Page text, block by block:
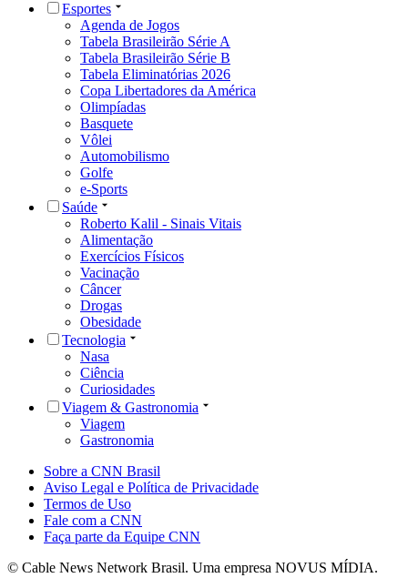
Esportes
Agenda de Jogos
Tabela Brasileirão Série A
Tabela Brasileirão Série B
Tabela Eliminatórias 2026
Copa Libertadores da América
Olimpíadas
Basquete
Vôlei
Automobilismo
Golfe
e-Sports
Saúde
Roberto Kalil - Sinais Vitais
Alimentação
Exercícios Físicos
Vacinação
Câncer
Drogas
Obesidade
Tecnologia
Nasa
Ciência
Curiosidades
Viagem & Gastronomia
Viagem
Gastronomia
Sobre a CNN Brasil
Aviso Legal e Política de Privacidade
Termos de Uso
Fale com a CNN
Faça parte da Equipe CNN
© Cable News Network Brasil. Uma empresa NOVUS MÍDIA.